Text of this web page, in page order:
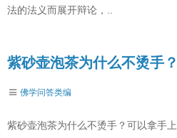
法的法义而展开辩论，..
紫砂壶泡茶为什么不烫手？
佛学问答类编
紫砂壶泡茶为什么不烫手？可以拿手